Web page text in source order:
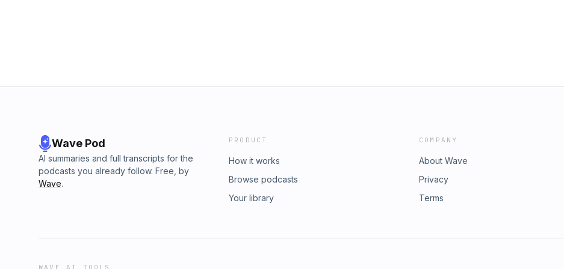
Wave Pod
AI summaries and full transcripts for the
podcasts you already follow. Free, by
Wave.
PRODUCT
How it works
Browse podcasts
Your library
COMPANY
About Wave
Privacy
Terms
WAVE AI TOOLS